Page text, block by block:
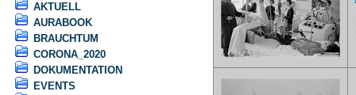
AKTUELL
AURABOOK
BRAUCHTUM
CORONA_2020
DOKUMENTATION
EVENTS